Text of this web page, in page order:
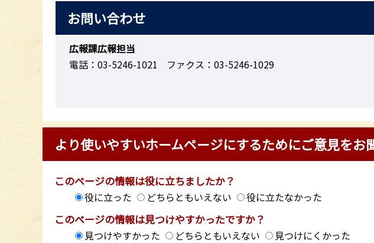
お問い合わせ
広報課広報担当
電話：03-5246-1021
ファクス：03-5246-1029
より使いやすいホームページにするためにご意見をお
このページの情報は役に立ちましたか？
役に立った どちらともいえない 役に立たなかった
このページの情報は見つけやすかったですか？
見つけやすかった どちらともいえない 見つけにくかった